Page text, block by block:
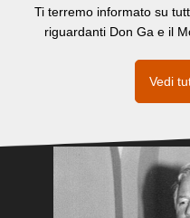
Ti terremo informato su
riguardanti Don Ga e il
Vedi